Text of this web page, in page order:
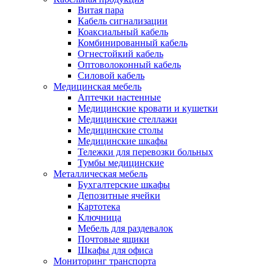
Витая пара
Кабель сигнализации
Коаксиальный кабель
Комбинированный кабель
Огнестойкий кабель
Оптоволоконный кабель
Силовой кабель
Медицинская мебель
Аптечки настенные
Медицинские кровати и кушетки
Медицинские стеллажи
Медицинские столы
Медицинские шкафы
Тележки для перевозки больных
Тумбы медицинские
Металлическая мебель
Бухгалтерские шкафы
Депозитные ячейки
Картотека
Ключница
Мебель для раздевалок
Почтовые ящики
Шкафы для офиса
Мониторинг транспорта